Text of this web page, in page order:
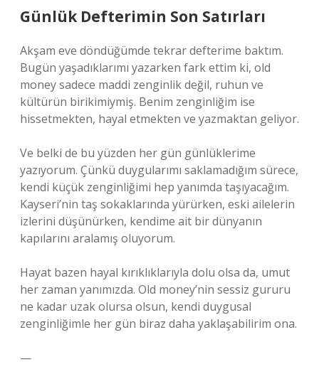
Günlük Defterimin Son Satırları
Akşam eve döndüğümde tekrar defterime baktım.
Bugün yaşadıklarımı yazarken fark ettim ki, old
money sadece maddi zenginlik değil, ruhun ve
kültürün birikimiymiş. Benim zenginliğim ise
hissetmekten, hayal etmekten ve yazmaktan geliyor.
Ve belki de bu yüzden her gün günlüklerime
yazıyorum. Çünkü duygularımı saklamadığım sürece,
kendi küçük zenginliğimi hep yanımda taşıyacağım.
Kayseri’nin taş sokaklarında yürürken, eski ailelerin
izlerini düşünürken, kendime ait bir dünyanın
kapılarını aralamış oluyorum.
Hayat bazen hayal kırıklıklarıyla dolu olsa da, umut
her zaman yanımızda. Old money’nin sessiz gururu
ne kadar uzak olursa olsun, kendi duygusal
zenginliğimle her gün biraz daha yaklaşabilirim ona.
—